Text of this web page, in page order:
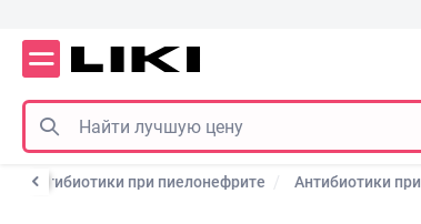
Антибиотики при пиелонефрите Антибиотики